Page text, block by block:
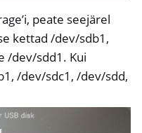
peate seejärel
kettad /dev/sdb1,
/dev/sdd1. Kui
/dev/sdc1, /dev/sdd,